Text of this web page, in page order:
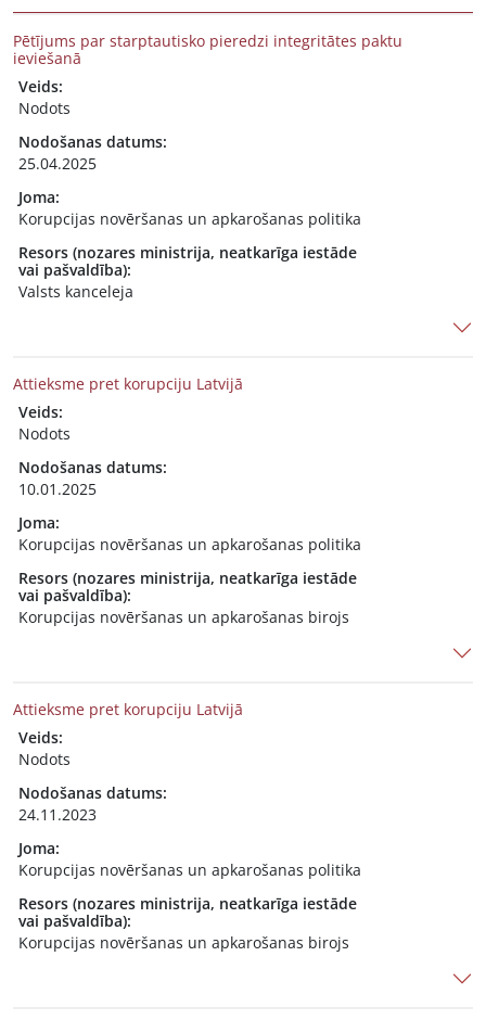
Pētījums par starptautisko pieredzi integritātes paktu
ieviešanā
Veids:
Nodots
Nodošanas datums:
25.04.2025
Joma:
Korupcijas novēršanas un apkarošanas politika
Resors (nozares ministrija, neatkarīga iestāde
vai pašvaldība):
Valsts kanceleja
Attieksme pret korupciju Latvijā
Veids:
Nodots
Nodošanas datums:
10.01.2025
Joma:
Korupcijas novēršanas un apkarošanas politika
Resors (nozares ministrija, neatkarīga iestāde
vai pašvaldība):
Korupcijas novēršanas un apkarošanas birojs
Attieksme pret korupciju Latvijā
Veids:
Nodots
Nodošanas datums:
24.11.2023
Joma:
Korupcijas novēršanas un apkarošanas politika
Resors (nozares ministrija, neatkarīga iestāde
vai pašvaldība):
Korupcijas novēršanas un apkarošanas birojs